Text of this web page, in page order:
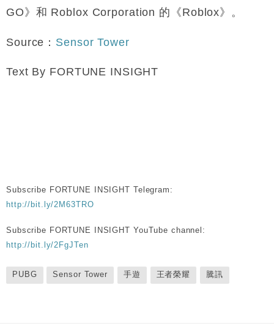
GO》和 Roblox Corporation 的《Roblox》。
Source： Sensor Tower
Text By FORTUNE INSIGHT
Subscribe FORTUNE INSIGHT Telegram:
http://bit.ly/2M63TRO
Subscribe FORTUNE INSIGHT YouTube channel:
http://bit.ly/2FgJTen
PUBG Sensor Tower 手遊 王者榮耀 騰訊